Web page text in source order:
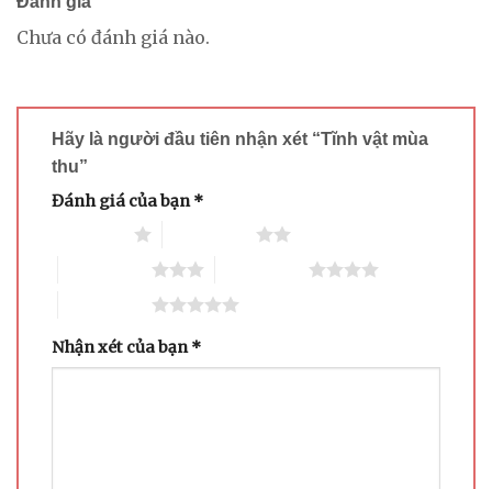
Chưa có đánh giá nào.
Hãy là người đầu tiên nhận xét “Tĩnh vật mùa
thu”
Đánh giá của bạn*
Nhận xét của bạn*